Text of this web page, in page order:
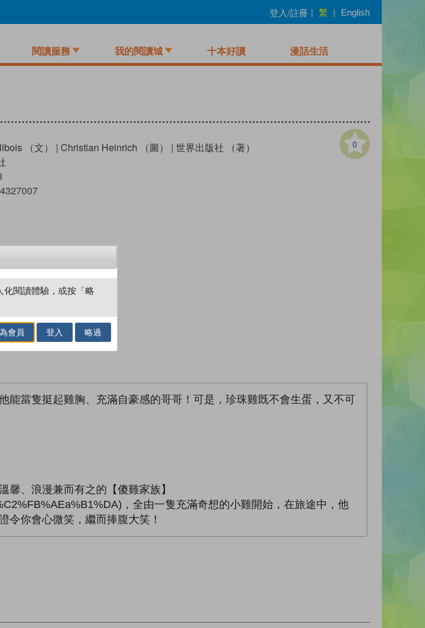
登入/註冊 | 繁 | English
閱讀服務 我的閱讀城 十本好讀 漫話生活
0
（文） | Christian Heinrich （圖） | 世界出版社 （著）
加入閱讀紀錄
當隻挺起雞胸、充滿自豪感的哥哥！可是，珍珠雞既不會生蛋，又不可
、浪漫兼而有之的【傻雞家族】
，全由一隻充滿奇想的小雞開始，在旅途中，他
令你會心微笑，繼而捧腹大笑！
化閱讀體驗，或按「略
會員 登入 略過